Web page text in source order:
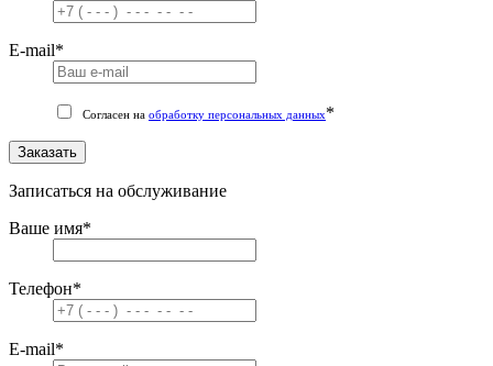
E-mail*
Согласен на обработку персональных данных*
Заказать
Записаться на обслуживание
Ваше имя*
Телефон*
E-mail*